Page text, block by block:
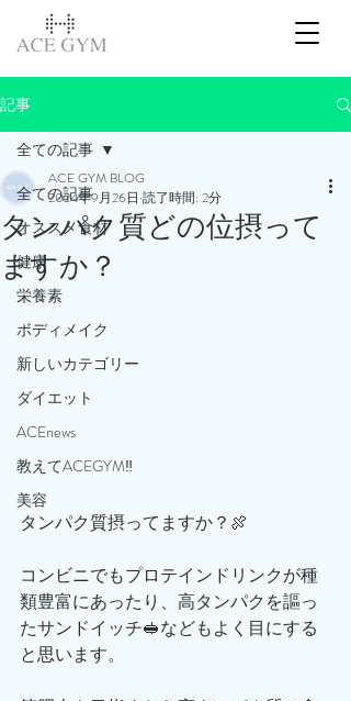
記事
全ての記事
オススメ食材
健康
栄養素
ボディメイク
新しいカテゴリー
ダイエット
ACEnews
教えてACEGYM‼️
美容
全ての記事
タンパク質どの位摂って
ますか？
ACE GYM BLOG
2024年9月26日 読了時間: 2分
タンパク質摂ってますか？🍖
コンビニでもプロテインドリンクが種
類豊富にあったり、高タンパクを謳っ
たサンドイッチ🥪などもよく目にする
と思います。